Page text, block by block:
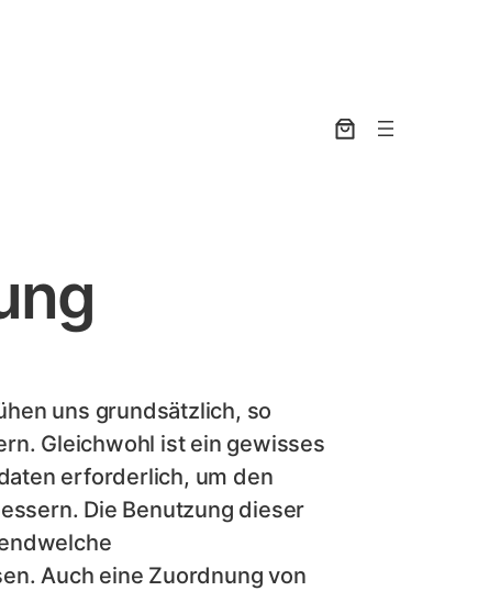
uns grundsätzlich, so
Gleichwohl ist ein gewisses
erforderlich, um den
Die Benutzung dieser
Auch eine Zuordnung von